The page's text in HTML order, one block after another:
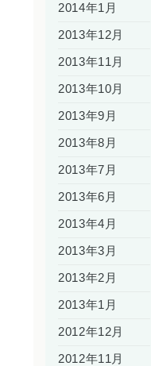
2014年1月
2013年12月
2013年11月
2013年10月
2013年9月
2013年8月
2013年7月
2013年6月
2013年4月
2013年3月
2013年2月
2013年1月
2012年12月
2012年11月